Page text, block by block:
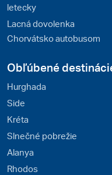
letecky
Lacná dovolenka
Chorvátsko autobusom
Obľúbené
Hurghada
Side
Kréta
Slnečné pobrežie
Alanya
Rhodos